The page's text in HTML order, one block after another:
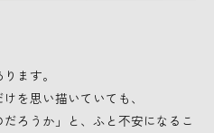
ます。
を思い描いていても、
だろうか」と、ふと不安になるこ